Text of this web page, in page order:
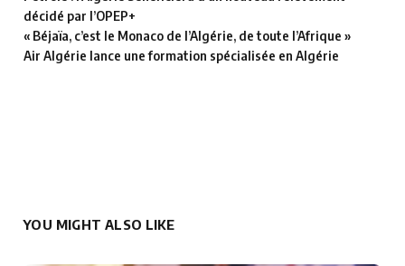
décidé par l’OPEP+
« Béjaïa, c’est le Monaco de l’Algérie, de toute l’Afrique »
Air Algérie lance une formation spécialisée en Algérie
YOU MIGHT ALSO LIKE